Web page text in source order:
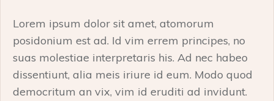
Lorem ipsum dolor sit amet, atomorum
posidonium est ad. Id vim errem principes, no
suas molestiae interpretaris his. Ad nec habeo
dissentiunt, alia meis iriure id eum. Modo quod
democritum an vix, vim id eruditi ad invidunt.